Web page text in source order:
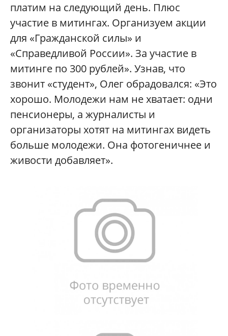
платим на следующий день. Плюс
участие в митингах. Организуем акции
для «Гражданской силы» и
«Справедливой России». За участие в
митинге по 300 рублей». Узнав, что
звонит «студент», Олег обрадовался: «Это
хорошо. Молодежи нам не хватает: одни
пенсионеры, а журналисты и
организаторы хотят на митингах видеть
больше молодежи. Она фотогеничнее и
живости добавляет».